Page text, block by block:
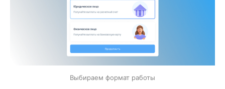
Выбираем формат работы